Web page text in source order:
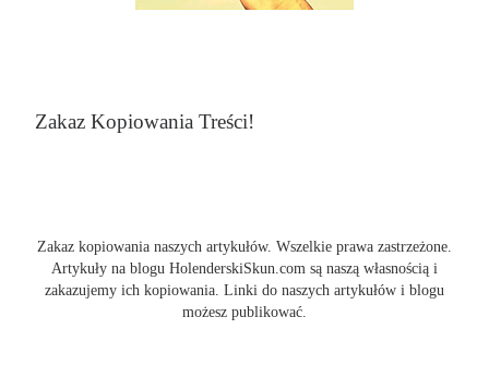
Zakaz Kopiowania Treści!
Zakaz kopiowania naszych artykułów. Wszelkie prawa zastrzeżone.
Artykuły na blogu HolenderskiSkun.com są naszą własnością i
zakazujemy ich kopiowania. Linki do naszych artykułów i blogu
możesz publikować.